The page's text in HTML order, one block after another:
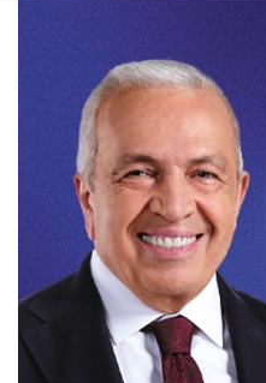
2 ücretsiz